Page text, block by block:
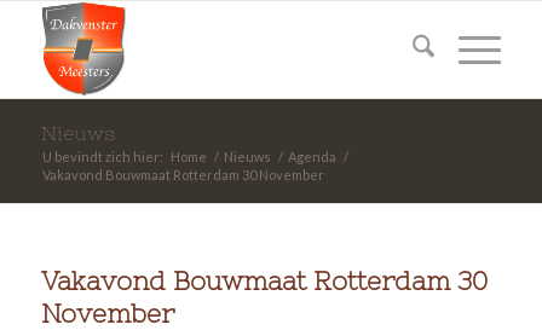
Nieuws
U bevindt zich hier: Home / Nieuws / Agenda /
Vakavond Bouwmaat Rotterdam 30 November
Vakavond Bouwmaat Rotterdam 30
November